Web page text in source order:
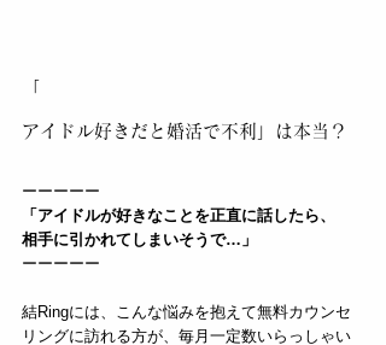
アイドル好きだと婚活で不利」は本当？
ーーーーー
「アイドルが好きなことを正直に話したら、
相手に引かれてしまいそうで…」
ーーーーー
結Ringには、こんな悩みを抱えて無料カウンセ
リングに訪れる方が、毎月一定数いらっしゃい